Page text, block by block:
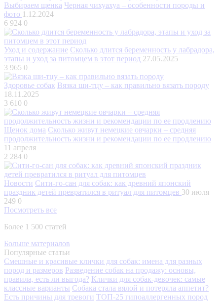
Выбираем щенка Черная чихуахуа – особенности породы и
фото 1.12.2024
6 924 0
Уход и содержание Сколько длится беременность у лабрадора,
этапы и уход за питомцем в этот период 27.05.2025
3 965 0
Здоровье собак Вязка ши-тцу – как правильно вязать породу
18.11.2025
3 610 0
Щенок дома Сколько живут немецкие овчарки – средняя
продолжительность жизни и рекомендации по ее продлению
11 апреля
2 284 0
Новости Сити-го-сан для собак: как древний японский
праздник детей превратился в ритуал для питомцев 30 июля
249 0
Посмотреть все
Более 1 500 статей
Больше материалов
Популярные статьи
Смешные и красивые клички для собак: имена для разных
пород и размеров Разведение собак на продажу: основы,
правила, есть ли выгода? Клички для собак-девочек: самые
классные варианты Собака стала вялой и потеряла аппетит?
Есть причины для тревоги ТОП-25 гипоаллергенных пород